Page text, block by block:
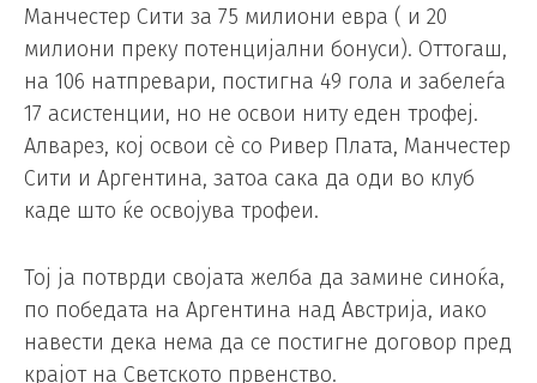
Манчестер Сити за 75 милиони евра ( и 20
милиони преку потенцијални бонуси). Оттогаш,
на 106 натпревари, постигна 49 гола и забелеѓа
17 асистенции, но не освои ниту еден трофеј.
Алварез, кој освои сè со Ривер Плата, Манчестер
Сити и Аргентина, затоа сака да оди во клуб
каде што ќе освојува трофеи.
Тој ја потврди својата желба да замине синоќа,
по победата на Аргентина над Австрија, иако
навести дека нема да се постигне договор пред
крајот на Светското првенство.